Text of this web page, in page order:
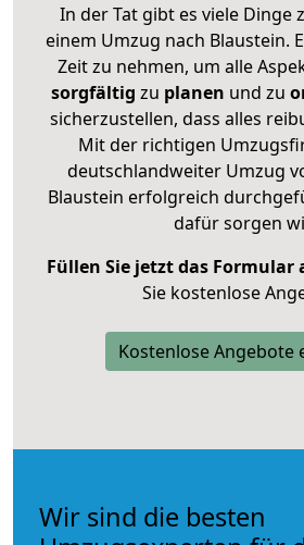
In der Tat gibt es viele Dinge
einem Umzug nach Blaustein.
Zeit zu nehmen, um alle
sorgfältig zu planen und zu
sicherzustellen, dass alles
Mit der richtigen
deutschlandweiter Umzug
Blaustein erfolgreich
dafür sorgen
Füllen Sie jetzt das Formular
Sie kostenlose
Kostenlose Angebote
Wir sind die besten